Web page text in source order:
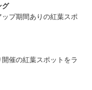
グ
プ期間ありの紅葉スポ
催の紅葉スポットをラ